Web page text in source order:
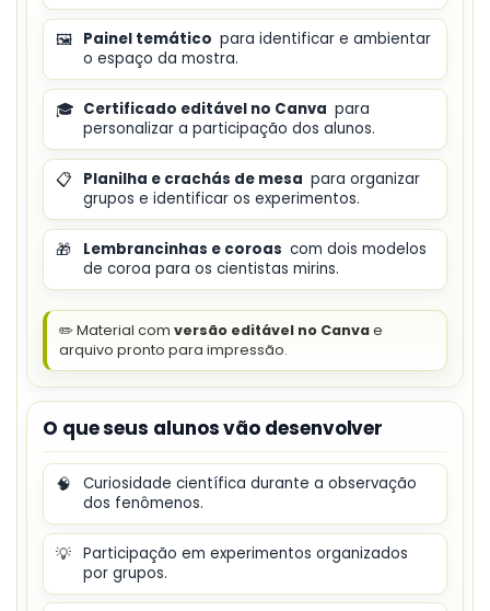
🖼️ Painel temático para identificar e ambientar
o espaço da mostra.
🎓 Certificado editável no Canva para
personalizar a participação dos alunos.
📋 Planilha e crachás de mesa para organizar
grupos e identificar os experimentos.
🎁 Lembrancinhas e coroas com dois modelos
de coroa para os cientistas mirins.
✏️ Material com versão editável no Canvae
arquivo pronto para impressão.
O que seus alunos vão desenvolver
🧠
Curiosidade científica durante a observação
dos fenômenos.
💡 Participação em experimentos organizados
por grupos.